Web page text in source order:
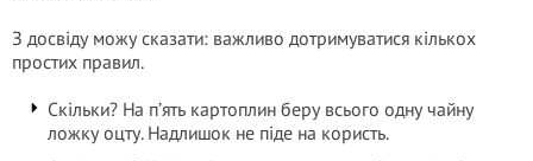
З досвіду можу сказати: важливо дотримуватися кількох
простих правил.
Скільки? На п’ять картоплин беру всього одну чайну
ложку оцту. Надлишок не піде на користь.